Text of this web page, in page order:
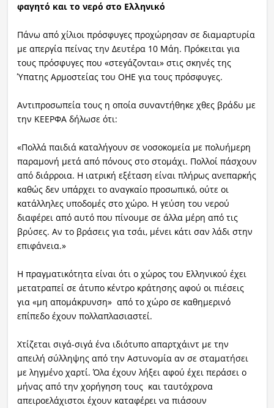
φαγητό και το νερό στο Ελληνικό
Πάνω από χίλιοι πρόσφυγες προχώρησαν σε διαμαρτυρία
με απεργία πείνας την Δευτέρα 10 Μάη. Πρόκειται για
τους πρόσφυγες που «στεγάζονται» στις σκηνές της
Ύπατης Αρμοστείας του ΟΗΕ για τους πρόσφυγες.
Αντιπροσωπεία τους η οποία συναντήθηκε χθες βράδυ με
την ΚΕΕΡΦΑ δήλωσε ότι:
«Πολλά παιδιά καταλήγουν σε νοσοκομεία με πολυήμερη
παραμονή μετά από πόνους στο στομάχι. Πολλοί πάσχουν
από διάρροια. Η ιατρική εξέταση είναι πλήρως ανεπαρκής
καθώς δεν υπάρχει το αναγκαίο προσωπικό, ούτε οι
κατάλληλες υποδομές στο χώρο. Η γεύση του νερού
διαφέρει από αυτό που πίνουμε σε άλλα μέρη από τις
βρύσες. Αν το βράσεις για τσάι, μένει κάτι σαν λάδι στην
επιφάνεια.»
Η πραγματικότητα είναι ότι ο χώρος του Ελληνικού έχει
μετατραπεί σε άτυπο κέντρο κράτησης αφού οι πιέσεις
για «μη απομάκρυνση» από το χώρο σε καθημερινό
επίπεδο έχουν πολλαπλασιαστεί.
Χτίζεται σιγά-σιγά ένα ιδιότυπο απαρτχάιντ με την
απειλή σύλληψης από την Αστυνομία αν σε σταματήσει
με ληγμένο χαρτί. Όλα έχουν λήξει αφού έχει περάσει ο
μήνας από την χορήγηση τους και ταυτόχρονα
απειροελάχιστοι έχουν καταφέρει να πιάσουν